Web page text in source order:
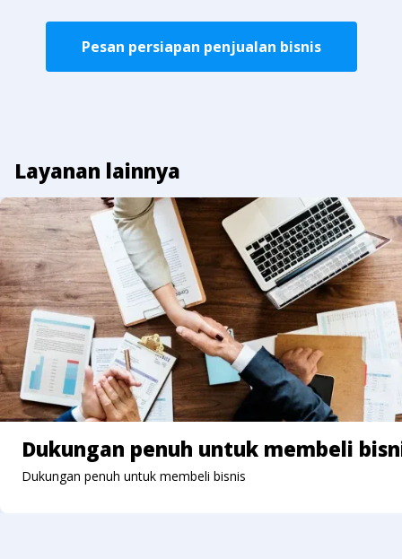
Pesan persiapan penjualan bisnis
Layanan lainnya
Dukungan penuh untuk membeli
Dukungan penuh untuk membeli bisnis